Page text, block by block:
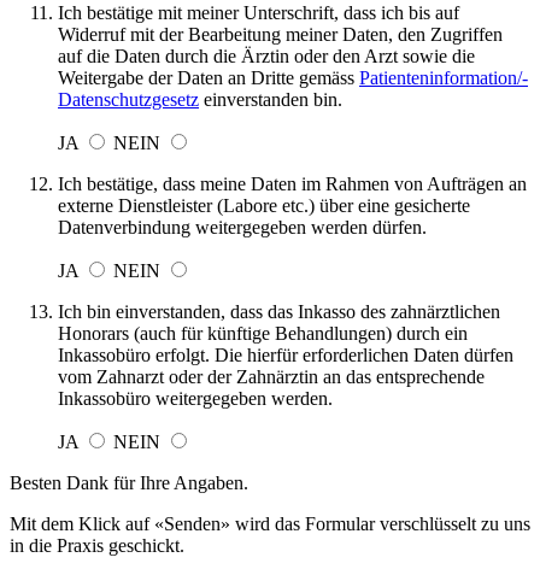
Ich bestätige mit meiner Unterschrift, dass ich bis auf
Widerruf mit der Bearbeitung meiner Daten, den Zugriffen
auf die Daten durch die Ärztin oder den Arzt sowie die
Weitergabe der Daten an Dritte gemäss Patienten­information/­
Daten­schutz­gesetz einverstanden bin.
JA
NEIN
Ich bestätige, dass meine Daten im Rahmen von Aufträgen an
externe Dienstleister (Labore etc.) über eine gesicherte
Datenverbindung weitergegeben werden dürfen.
JA
NEIN
Ich bin einverstanden, dass das Inkasso des zahnärztlichen
Honorars (auch für künftige Behandlungen) durch ein
Inkassobüro erfolgt. Die hierfür erforderlichen Daten dürfen
vom Zahnarzt oder der Zahnärztin an das entsprechende
Inkassobüro weitergegeben werden.
JA
NEIN
Besten Dank für Ihre Angaben.
Mit dem Klick auf «Senden» wird das Formular verschlüsselt zu uns
in die Praxis geschickt.